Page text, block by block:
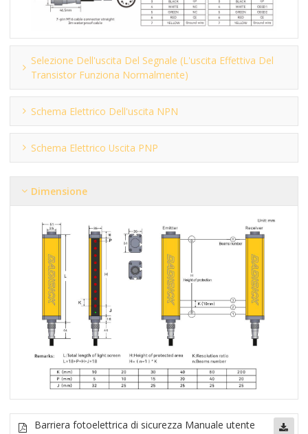
Selezione Dell'uscita Del Segnale (l'uscita Effettiva Del
Transistor Funziona Normalmente)
Schema Elettrico Dell'uscita NPN
Schema Elettrico Uscita PNP
Dimensione
Barriera fotoelettrica di sicurezza Manuale utente